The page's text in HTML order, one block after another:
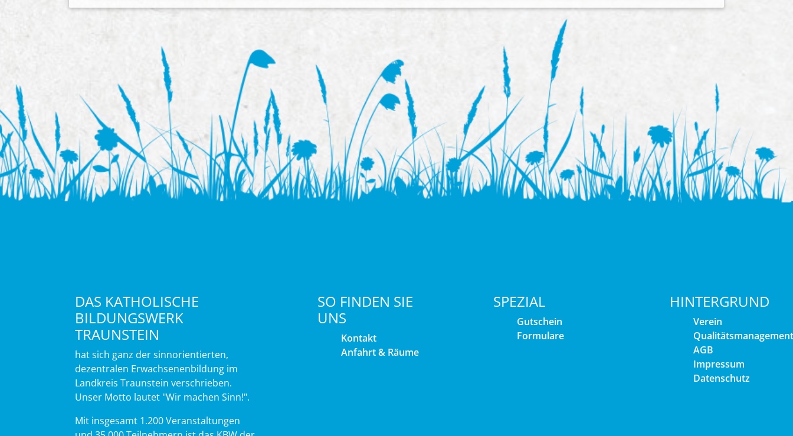
DAS KATHOLISCHE
BILDUNGSWERK
TRAUNSTEIN
hat sich ganz der sinnorientierten,
dezentralen Erwachsenenbildung im
Landkreis Traunstein verschrieben.
Unser Motto lautet "Wir machen Sinn!".
Mit insgesamt 1.200 Veranstaltungen
SO FINDEN SIE
UNS
Kontakt
Anfahrt & Räume
SPEZIAL
Gutschein
Formulare
HINTERGRUND
Verein
Qualitätsmanagement
AGB
Impressum
Datenschutz